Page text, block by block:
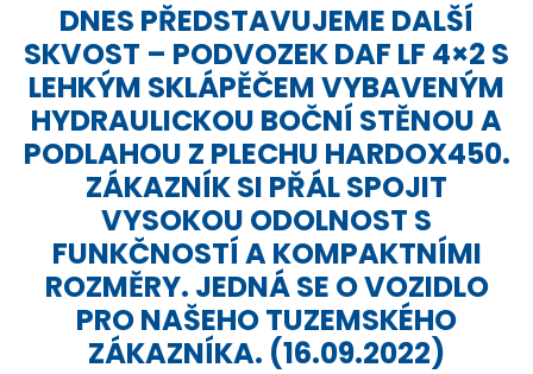
DNES PŘEDSTAVUJEME DALŠÍ
SKVOST – PODVOZEK DAF LF 4×2 S
LEHKÝM SKLÁPĚČEM VYBAVENÝM
HYDRAULICKOU BOČNÍ STĚNOU A
PODLAHOU Z PLECHU HARDOX450.
ZÁKAZNÍK SI PŘÁL SPOJIT
VYSOKOU ODOLNOST S
FUNKČNOSTÍ A KOMPAKTNÍMI
ROZMĚRY. JEDNÁ SE O VOZIDLO
PRO NAŠEHO TUZEMSKÉHO
ZÁKAZNÍKA. (16.09.2022)